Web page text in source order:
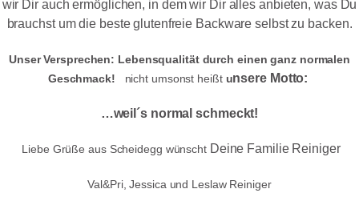
wir Dir auch ermöglichen, in dem wir Dir alles anbieten, was Du
brauchst um die beste glutenfreie Backware selbst zu backen.
Unser Versprechen: Lebensqualität durch einen ganz normalen
Geschmack! nicht umsonst heißt unsere Motto:
…weil´s normal schmeckt!
Liebe Grüße aus Scheidegg wünscht Deine Familie Reiniger
Val&Pri, Jessica und Leslaw Reiniger